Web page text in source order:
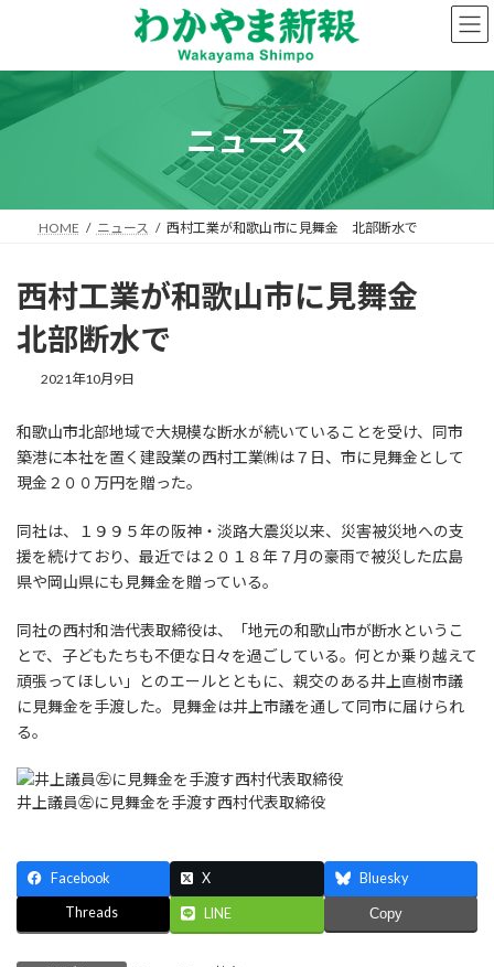
ン
へ
プ
ー
ョ
動
ニュース
HOME ニュース 西村工業が和歌山市に見舞金 北部断水で
西村工業が和歌山市に見舞金
北部断水で
2021年10月9日
和歌山市北部地域で大規模な断水が続いていることを受け、同市
築港に本社を置く建設業の西村工業㈱は７日、市に見舞金として
現金２００万円を贈った。
同社は、１９９５年の阪神・淡路大震災以来、災害被災地への支
援を続けており、最近では２０１８年７月の豪雨で被災した広島
県や岡山県にも見舞金を贈っている。
同社の西村和浩代表取締役は、「地元の和歌山市が断水というこ
とで、子どもたちも不便な日々を過ごしている。何とか乗り越えて
頑張ってほしい」とのエールとともに、親交のある井上直樹市議
に見舞金を手渡した。見舞金は井上市議を通して同市に届けられ
る。
井上議員㊧に見舞金を手渡す西村代表取締役
Facebook X Bluesky
Threads LINE Copy